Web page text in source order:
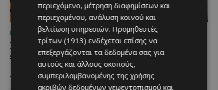
ΜΈΝΟΥΜΕ ΕΝΗΜΕΡΩΜΈΝΟΙ
Η Arla Protein
συνεχίζει να καινοτομεί
με το Arla Protein Food
to Go.
ΜΈΝΟΥΜΕ ΕΝΗΜΕΡΩΜΈΝΟΙ
Νέος Γενικός Διευθυντής
του Hilton Nicosia ο
Ilio Rodoni
Καθήκοντα Γενικού Διευθυντή
περιεχόμενο, μέτρηση διαφημίσεων και
περιεχομένου, ανάλυση κοινού και
βελτίωση υπηρεσιών. Προμηθευτές
τρίτων (1913) ενδέχεται επίσης να
επεξεργάζονται τα δεδομένα σας για
αυτούς και άλλους σκοπούς,
συμπεριλαμβανομένης της χρήσης
ακριβών δεδομένων γεωεντοπισμού και